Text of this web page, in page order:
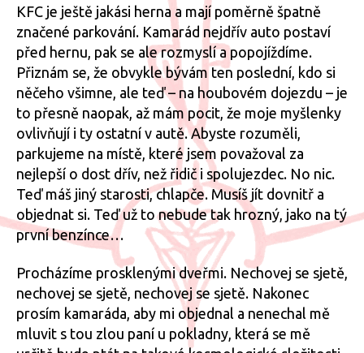
KFC je ještě jakási herna a mají poměrně špatně
značené parkování. Kamarád nejdřív auto postaví
před hernu, pak se ale rozmyslí a popojíždíme.
Přiznám se, že obvykle bývám ten poslední, kdo si
něčeho všimne, ale teď – na houbovém dojezdu – je
to přesně naopak, až mám pocit, že moje myšlenky
ovlivňují i ty ostatní v autě. Abyste rozuměli,
parkujeme na místě, které jsem považoval za
nejlepší o dost dřív, než řidič i spolujezdec. No nic.
Teď máš jiný starosti, chlapče. Musíš jít dovnitř a
objednat si. Teď už to nebude tak hrozný, jako na tý
první benzínce…
Procházíme prosklenými dveřmi. Nechovej se sjetě,
nechovej se sjetě, nechovej se sjetě. Nakonec
prosím kamaráda, aby mi objednal a nenechal mě
mluvit s tou zlou paní u pokladny, která se mě